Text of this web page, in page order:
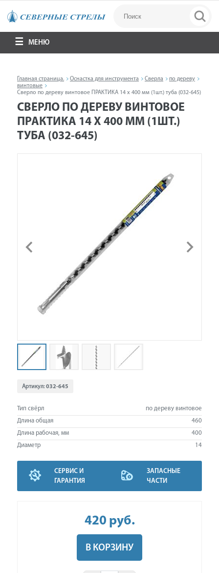
МЕНЮ
Главная страница. Оснастка для инструмента Сверла
по дереву
винтовые
Сверло по дереву винтовое ПРАКТИКА 14 х 400 мм (1шт.) туба (032-645)
СВЕРЛО ПО ДЕРЕВУ ВИНТОВОЕ
ПРАКТИКА 14 Х 400 ММ (1ШТ.)
ТУБА (032-645)
Артикул:032-645
Тип свёрл
по дереву винтовое
Длина общая
460
Длина рабочая, мм
400
Диаметр
14
СЕРВИС И
ГАРАНТИЯ
ЗАПАСНЫЕ
ЧАСТИ
420 руб.
В КОРЗИНУ